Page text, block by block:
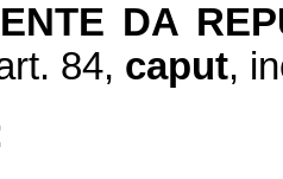
DA
84, caput,